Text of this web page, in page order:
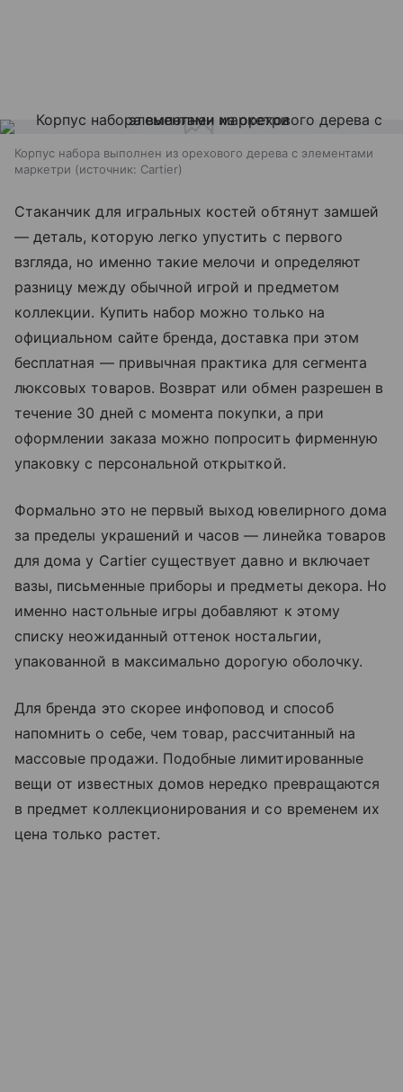
Корпус набора выполнен из орехового дерева с элементами
маркетри
источник: Cartier
Стаканчик для игральных костей обтянут замшей
— деталь, которую легко упустить с первого
взгляда, но именно такие мелочи и определяют
разницу между обычной игрой и предметом
коллекции. Купить набор можно только на
официальном сайте бренда, доставка при этом
бесплатная — привычная практика для сегмента
люксовых товаров. Возврат или обмен разрешен в
течение 30 дней с момента покупки, а при
оформлении заказа можно попросить фирменную
упаковку с персональной открыткой.
Формально это не первый выход ювелирного дома
за пределы украшений и часов — линейка товаров
для дома у Cartier существует давно и включает
вазы, письменные приборы и предметы декора. Но
именно настольные игры добавляют к этому
списку неожиданный оттенок ностальгии,
упакованной в максимально дорогую оболочку.
Для бренда это скорее инфоповод и способ
напомнить о себе, чем товар, рассчитанный на
массовые продажи. Подобные лимитированные
вещи от известных домов нередко превращаются
в предмет коллекционирования и со временем их
цена только растет.